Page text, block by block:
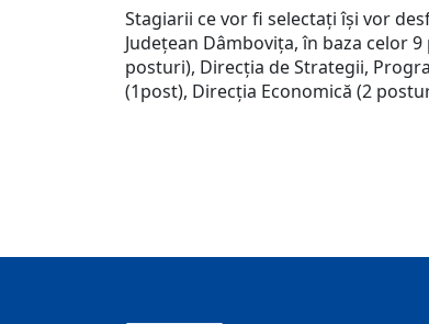
Stagiarii ce vor fi selectați își vor
Județean Dâmbovița, în baza celor
posturi), Direcția de Strategii,
(1post), Direcția Economică (2